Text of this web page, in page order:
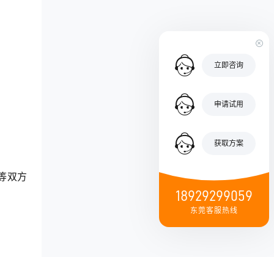
双方
立即咨询
申请试用
获取方案
18929299059
东莞客服热线